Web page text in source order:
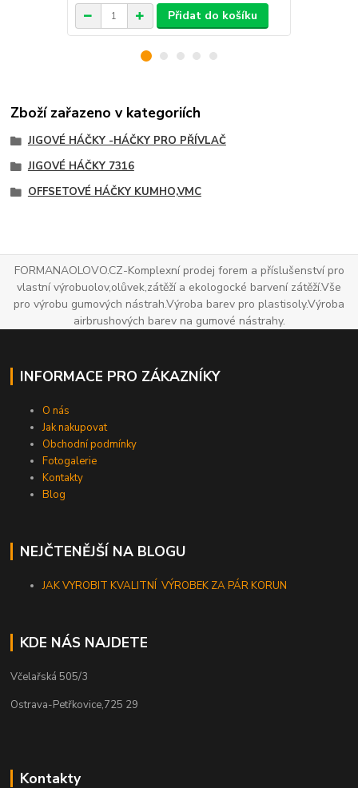
Přidat do košíku
Zboží zařazeno v kategoriích
JIGOVÉ HÁČKY -HÁČKY PRO PŘÍVLAČ
JIGOVÉ HÁČKY 7316
OFFSETOVÉ HÁČKY KUMHO,VMC
FORMANAOLOVO.CZ-Komplexní prodej forem a příslušenství pro
vlastní výrobuolov,olůvek,zátěží a ekologocké barvení zátěží.Vše
pro výrobu gumových nástrah.Výroba barev pro plastisoly.Výroba
airbrushových barev na gumové nástrahy.
INFORMACE PRO ZÁKAZNÍKY
O nás
Jak nakupovat
Obchodní podmínky
Fotogalerie
Kontakty
Blog
NEJČTENĚJŠÍ NA BLOGU
JAK VYROBIT KVALITNÍ VÝROBEK ZA PÁR KORUN
KDE NÁS NAJDETE
Včelařská 505/3
Ostrava-Petřkovice,725 29
Kontakty